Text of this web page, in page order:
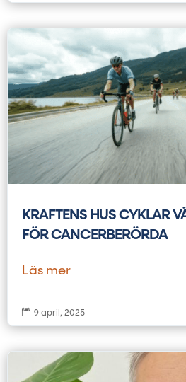
KRAFTENS HUS CYKLAR
FÖR CANCERBERÖRDA
Läs mer
 9 april, 2025